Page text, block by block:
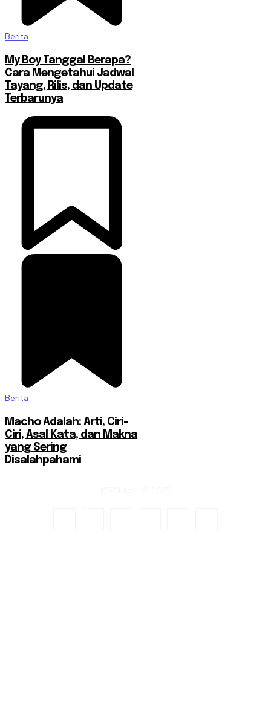
Berita
My Boy Tanggal Berapa?
Cara Mengetahui Jadwal
Tayang, Rilis, dan Update
Terbarunya
Berita
Macho Adalah: Arti, Ciri-
Ciri, Asal Kata, dan Makna
yang Sering
Disalahpahami